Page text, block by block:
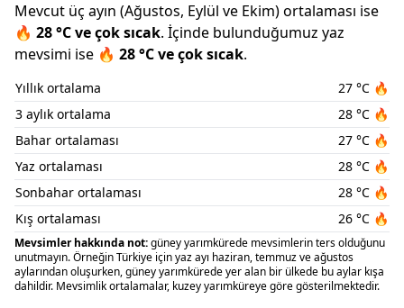
Mevcut üç ayın (Ağustos, Eylül ve Ekim) ortalaması ise
🔥 28°C veçok sıcak. İçinde bulunduğumuz yaz
mevsimi ise 🔥 28°C veçok sıcak.
Yıllık ortalama 27 °C 🔥
3 aylık ortalama
28 °C 🔥
Bahar ortalaması
27 °C 🔥
Yaz ortalaması
28 °C 🔥
Sonbahar ortalaması
28 °C 🔥
Kış ortalaması
26 °C 🔥
Mevsimler hakkında not:güney yarımkürede mevsimlerin ters olduğunu
unutmayın. Örneğin Türkiye için yaz ayı haziran, temmuz ve ağustos
aylarından oluşurken, güney yarımkürede yer alan bir ülkede bu aylar kışa
dahildir. Mevsimlik ortalamalar, kuzey yarımküreye göre gösterilmektedir.